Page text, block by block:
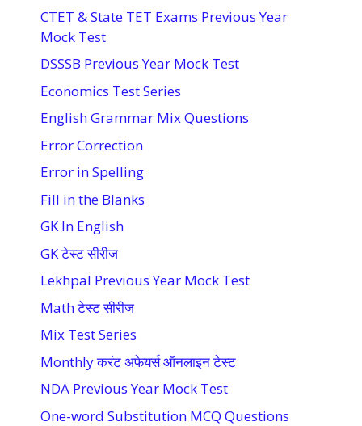
CTET & State TET Exams Previous Year
Mock Test
DSSSB Previous Year Mock Test
Economics Test Series
English Grammar Mix Questions
Error Correction
Error in Spelling
Fill in the Blanks
GK In English
GK टेस्ट सीरीज
Lekhpal Previous Year Mock Test
Math टेस्ट सीरीज
Mix Test Series
Monthly करंट अफेयर्स ऑनलाइन टेस्ट
NDA Previous Year Mock Test
One-word Substitution MCQ Questions